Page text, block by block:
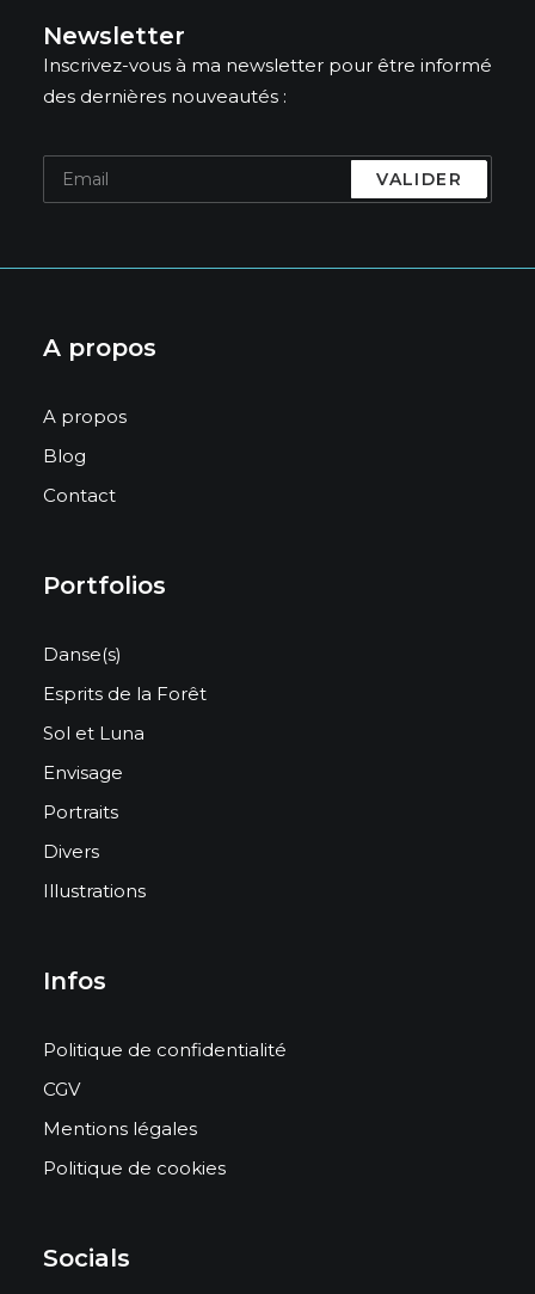
Newsletter
Inscrivez-vous à ma newsletter pour être informé
des dernières nouveautés :
A propos
A propos
Blog
Contact
Portfolios
Danse(s)
Esprits de la Forêt
Sol et Luna
Envisage
Portraits
Divers
Illustrations
Infos
Politique de confidentialité
CGV
Mentions légales
Politique de cookies
Socials